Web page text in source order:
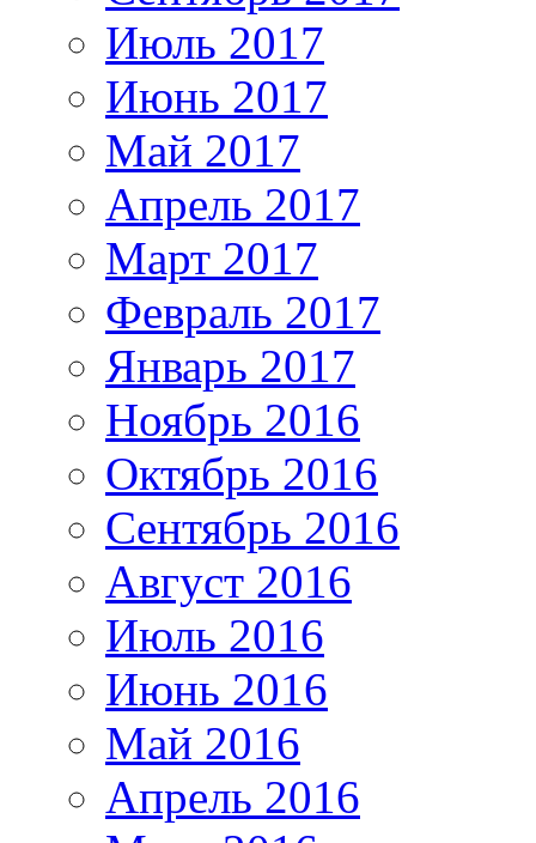
Июль 2017
Июнь 2017
Май 2017
Апрель 2017
Март 2017
Февраль 2017
Январь 2017
Ноябрь 2016
Октябрь 2016
Сентябрь 2016
Август 2016
Июль 2016
Июнь 2016
Май 2016
Апрель 2016